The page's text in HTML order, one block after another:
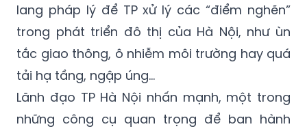
lang pháp lý để TP xử lý các “điểm nghẽn”
trong phát triển đô thị của Hà Nội, như ùn
tắc giao thông, ô nhiễm môi trường hay quá
tải hạ tầng, ngập úng…
Lãnh đạo TP Hà Nội nhấn mạnh, một trong
những công cụ quan trọng để ban hành